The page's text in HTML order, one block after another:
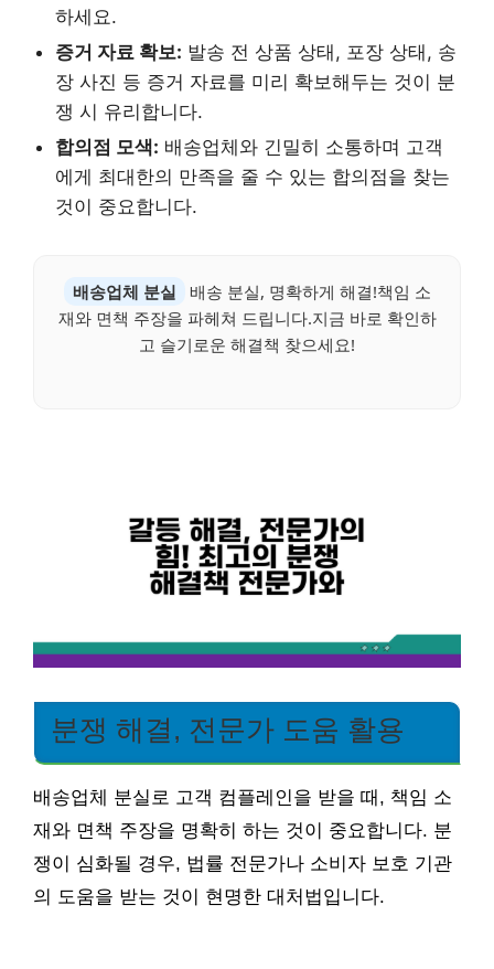
하세요.
증거 자료 확보: 발송 전 상품 상태, 포장 상태, 송
장 사진 등 증거 자료를 미리 확보해두는 것이 분
쟁 시 유리합니다.
합의점 모색: 배송업체와 긴밀히 소통하며 고객
에게 최대한의 만족을 줄 수 있는 합의점을 찾는
것이 중요합니다.
배송업체 분실
배송 분실, 명확하게 해결!책임 소
재와 면책 주장을 파헤쳐 드립니다.지금 바로 확인하
고 슬기로운 해결책 찾으세요!
분쟁 해결, 전문가 도움 활용
배송업체 분실로 고객 컴플레인을 받을 때, 책임 소
재와 면책 주장을 명확히 하는 것이 중요합니다. 분
쟁이 심화될 경우, 법률 전문가나 소비자 보호 기관
의 도움을 받는 것이 현명한 대처법입니다.